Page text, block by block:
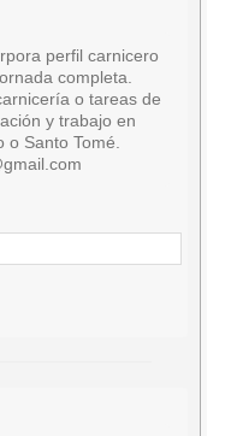
perfil carnicero
completa.
o tareas de
y trabajo en
Santo Tomé.